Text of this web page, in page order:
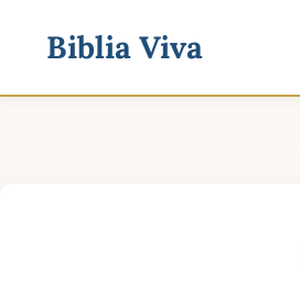
Biblia Viva